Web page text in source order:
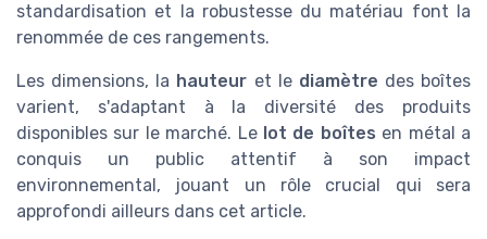
standardisation et la robustesse du matériau font la
renommée de ces rangements.
Les dimensions, la hauteur et le diamètre des boîtes
varient, s'adaptant à la diversité des produits
disponibles sur le marché. Le lot de boîtes en métal a
conquis un public attentif à son impact
environnemental, jouant un rôle crucial qui sera
approfondi ailleurs dans cet article.